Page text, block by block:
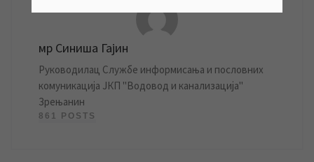
мр Синиша Гајин
Руководилац Службе информисања и пословних
комуникација ЈКП "Водовод и канализација"
Зрењанин
861 POSTS